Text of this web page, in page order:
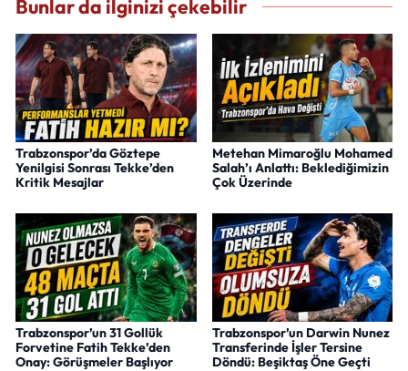
Bunlar da ilginizi çekebilir
Trabzonspor’da Göztepe
Yenilgisi Sonrası Tekke’den
Kritik Mesajlar
Metehan Mimaroğlu Mohamed
Salah’ı Anlattı: Beklediğimizin
Çok Üzerinde
Trabzonspor’un 31 Gollük
Forvetine Fatih Tekke’den
Onay: Görüşmeler Başlıyor
Trabzonspor’un Darwin Nunez
Transferinde İşler Tersine
Döndü: Beşiktaş Öne Geçti